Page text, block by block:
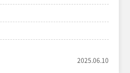
2025.06.10